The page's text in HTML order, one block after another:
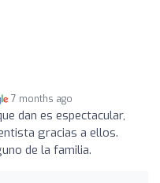
7 months ago
dan es espectacular,
gracias a ellos.
de la familia.